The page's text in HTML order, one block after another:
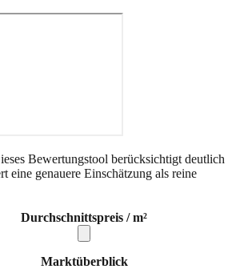
Bewertungstool berücksichtigt deutlich
eine genauere Einschätzung als reine
Durchschnittspreis / m²
Marktüberblick